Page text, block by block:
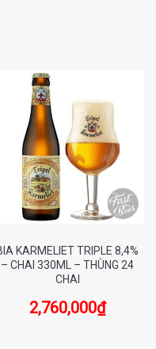
KARMELIET TRIPLE 8,4%
– CHAI 330ML – THÙNG 24
CHAI
2,760,000₫